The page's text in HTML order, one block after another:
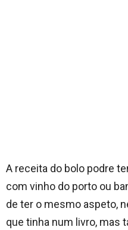
A receita do bolo podre
com vinho do porto ou
de ter o mesmo aspeto,
que tinha num livro, mas